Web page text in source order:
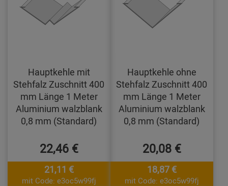
Hauptkehle mit
Stehfalz Zuschnitt 400
mm Länge 1 Meter
Aluminium walzblank
0,8 mm (Standard)
22,46 €
21,11 €
mit Code: e3oc5w99fj
Hauptkehle ohne
Stehfalz Zuschnitt 400
mm Länge 1 Meter
Aluminium walzblank
0,8 mm (Standard)
20,08 €
18,87 €
mit Code: e3oc5w99fj